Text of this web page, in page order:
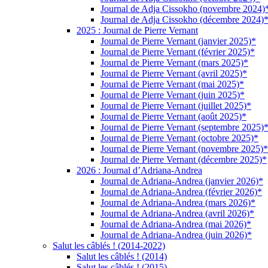
Journal de Adja Cissokho (novembre
Journal de Adja Cissokho (décembre 2024)*
2025 : Journal de Pierre Vernant
Journal de Pierre Vernant (janvier 2025)*
Journal de Pierre Vernant (février 2025)*
Journal de Pierre Vernant (mars 2025)*
Journal de Pierre Vernant (avril 2025)*
Journal de Pierre Vernant (mai 2025)*
Journal de Pierre Vernant (juin 2025)*
Journal de Pierre Vernant (juillet 2025)*
Journal de Pierre Vernant (août 2025)*
Journal de Pierre Vernant (septembre 2025)*
Journal de Pierre Vernant (octobre 2025)*
Journal de Pierre Vernant (novembre 2025)*
Journal de Pierre Vernant (décembre 2025)*
2026 : Journal d’Adriana-Andrea
Journal de Adriana-Andrea (janvier 2026)*
Journal de Adriana-Andrea (février 2026)*
Journal de Adriana-Andrea (mars 2026)*
Journal de Adriana-Andrea (avril 2026)*
Journal de Adriana-Andrea (mai 2026)*
Journal de Adriana-Andrea (juin 2026)*
Salut les câblés ! (2014-2022)
Salut les câblés ! (2014)